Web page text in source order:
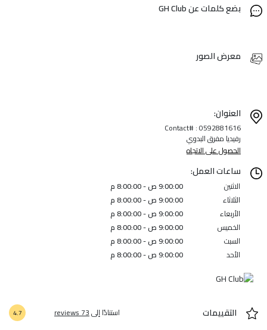
بضع كلمات عن GH Club
معرض الصور
العنوان:
Contact# : 0592881616
رفيديا مفرق البدوي
الحصول على الاتجاه
ساعات العمل:
الاثنين
9:00:00 ص - 8:00:00 م
الثلاثاء
9:00:00 ص - 8:00:00 م
الأربعاء
9:00:00 ص - 8:00:00 م
الخميس
9:00:00 ص - 8:00:00 م
السبت
9:00:00 ص - 8:00:00 م
الأحد
9:00:00 ص - 8:00:00 م
التقييمات استنادًا إلى73 reviews
4.7